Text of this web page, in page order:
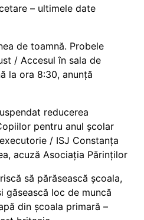
– ultimele date
de toamnă. Probele
/ Accesul în sala de
la ora 8:30, anunță
reducerea
pentru anul școlar
/ ISJ Constanța
acuză Asociația Părinților
să părăsească școala,
găsească loc de muncă
din școala primară –